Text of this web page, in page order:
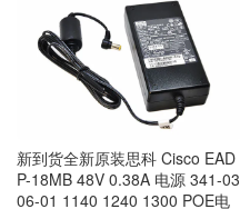
新到货全新原装思科 Cisco EAD
P-18MB 48V 0.38A 电源 341-03
06-01 1140 1240 1300 POE电